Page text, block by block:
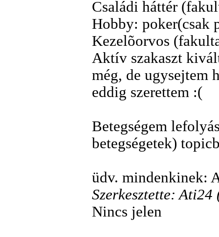
Családi háttér
Hobby: poker(csak
Kezelõorvos
Aktív szakaszt
még, de ugysejtem
eddig szerettem :(
Betegségem
betegségetek)
üdv. mindenkinek:
Szerkesztette:
Nincs jelen